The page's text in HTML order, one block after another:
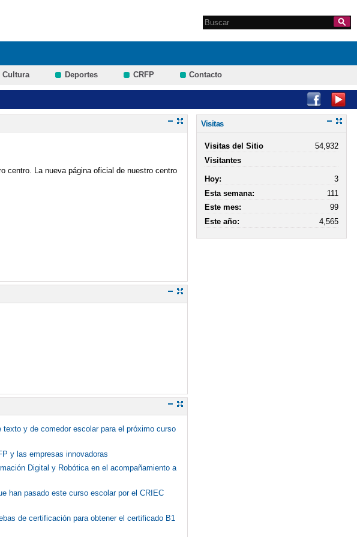
Formulario de
Search this site
Cultura Deportes CRFP Contacto
centro. La nueva página oficial de nuestro centro
y de comedor escolar para el próximo curso
y las empresas innovadoras
Digital y Robótica en el acompañamiento a
han pasado este curso escolar por el CRIEC
de certificación para obtener el certificado B1
Visitas
Visitas del Sitio
54,932
Visitantes
Hoy:
3
Esta semana:
111
Este mes:
99
Este año:
4,565